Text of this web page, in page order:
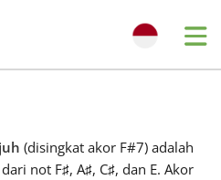
(disingkat akor F#7) adalah
not F♯, A♯, C♯, dan E. Akor